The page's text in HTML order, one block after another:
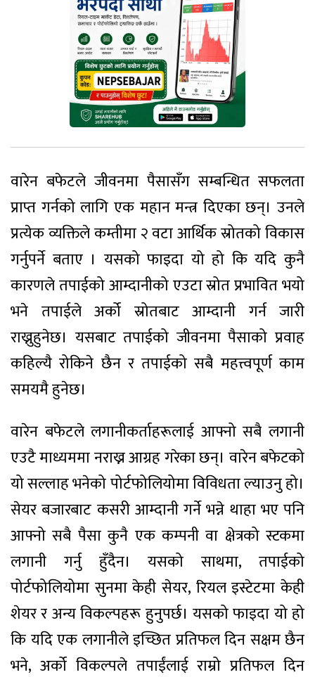
वारेन बफेटले जीवनमा पैसासँग सम्बन्धित सफलता
प्राप्त गर्नको लागि एक महान मन्त्र दिएका छन्। उनले
प्रत्येक व्यक्तिले कम्तीमा २ वटा आर्थिक स्रोतको विकास
गर्नुपर्ने बताए । यसको फाइदा यो हो कि यदि कुनै
कारणले तपाईको आम्दानीको एउटा स्रोत प्रभावित भयो
भने तपाईले अर्को स्रोतबाट आम्दानी गर्न जारी
राख्नुहुनेछ। यसबाट तपाईको जीवनमा पैसाको प्रवाह
कहिल्यै रोकिने छैन र तपाईको सबै महत्त्वपूर्ण काम
समयमै हुनेछ।
वारेन बफेटले लगानीकर्ताहरूलाई आफ्नो सबै लगानी
एउटै माध्यममा नराख्न आग्रह गरेका छन्। वारेन बफेटको
यो सल्लाह भनेको पोर्टफोलियोमा विविधता ल्याउनु हो।
सेयर बजारबाट कसरी आम्दानी गर्ने भन्ने थाहा भए पनि
आफ्नो सबै पैसा कुनै एक कम्पनी वा क्षेत्रको स्टकमा
लगानी गर्नु हुँदैन। यसको साथमा, तपाईको
पोर्टफोलियोमा सुनमा केही सेयर, रियल इस्टेटमा केही
शेयर र अन्य विकल्पहरू हुनुपर्छ। यसको फाइदा यो हो
कि यदि एक लगानीले इच्छित प्रतिफल दिन सक्षम छैन
भने, अर्को विकल्पले तपाईंलाई राम्रो प्रतिफल दिन